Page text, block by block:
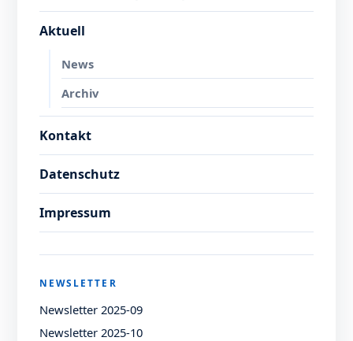
Aktuell
News
Archiv
Kontakt
Datenschutz
Impressum
NEWSLETTER
Newsletter 2025-09
Newsletter 2025-10